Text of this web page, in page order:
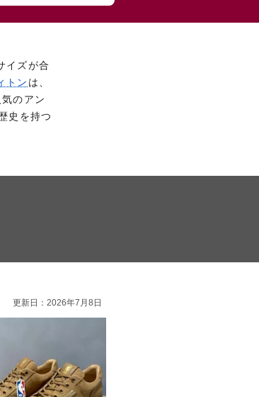
イズが合
トン は、
のアン
史を持つ
更新日：2026年7月8日